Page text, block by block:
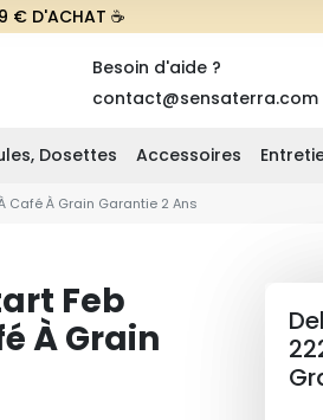
€ D'ACHAT ☕
Besoin d'aide ?
contact@sensaterra.com
Dosettes Accessoires
Café À Grain Garantie 2 Ans
Feb
À Grain